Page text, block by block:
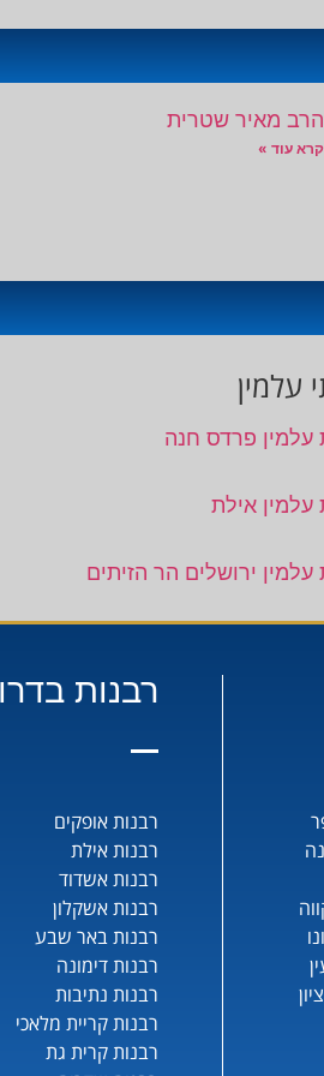
הרב מאיר שטרית
קרא עוד »
עלמין
עלמין פרדס חנה
עלמין אילת
עלמין ירושלים הר הזיתים
רבנות
רבנות אופקים
רבנות אילת
רבנות אשדוד
רבנות אשקלון
רבנות באר שבע
רבנות דימונה
רבנות נתיבות
רבנות קריית מלאכי
רבנות קרית גת